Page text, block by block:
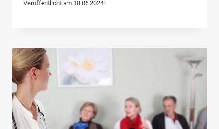
Veröffentlicht am 18.06.2024